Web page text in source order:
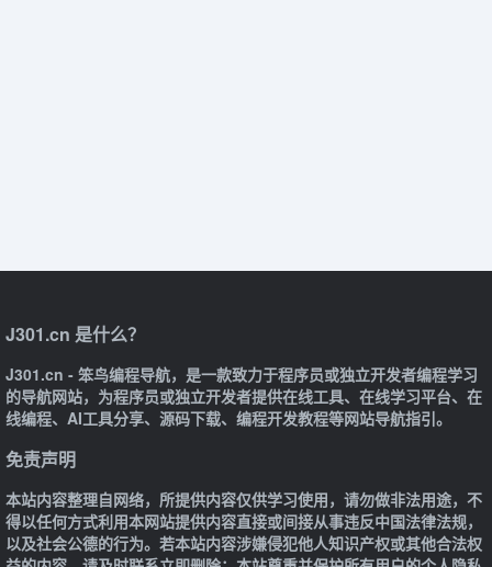
J301.cn 是什么？
J301.cn - 笨鸟编程导航，是一款致力于程序员或独立开发者编程学习
的导航网站，为程序员或独立开发者提供在线工具、在线学习平台、在
线编程、AI工具分享、源码下载、编程开发教程等网站导航指引。
免责声明
本站内容整理自网络，所提供内容仅供学习使用，请勿做非法用途，不
得以任何方式利用本网站提供内容直接或间接从事违反中国法律法规，
以及社会公德的行为。若本站内容涉嫌侵犯他人知识产权或其他合法权